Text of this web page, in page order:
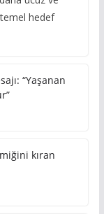
hedef
“Yaşanan
kıran